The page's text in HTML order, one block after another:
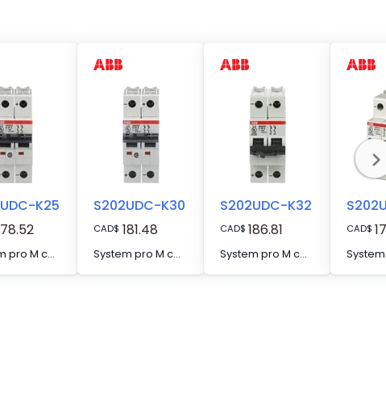
K25
System pro M compact S200UDC current limiting miniature circuit breakers are specially designed for DC applications in the scope of UL489.They have two different tripping mechanisms, the delayed thermal tripping mechanism for overload protection and the electromechanic tripping mechanism for short circuit protection. They are available in different characteristics (K,Z), configurations (1P,2P) and rated currents (up to 63A).The Short-circuit current rating SCCR acc. UL489 is 14 kA. The S200UDC is suitable for DC voltages up to 125 VDC (2 pole). All MCBs of the product range S200UDC comply with UL489, allowing the use for commercial and industrial applications..
S202UDC-K30
CAD$ 181.48
System pro M compact S200UDC current limiting miniature circuit breakers are specially designed for DC applications in the scope of UL489.They have two different tripping mechanisms, the delayed thermal tripping mechanism for overload protection and the electromechanic tripping mechanism for short circuit protection. They are available in different characteristics (K,Z), configurations (1P,2P) and rated currents (up to 63A).The Short-circuit current rating SCCR acc. UL489 is 14 kA. The S200UDC is suitable for DC voltages up to 125 VDC (2 pole). All MCBs of the product range S200UDC comply with UL489, allowing the use for commercial and industrial applications..
S202UDC-K32
CAD$ 186.81
System pro M compact S200UDC current limiting miniature circuit breakers are specially designed for DC applications in the scope of UL489.They have two different tripping mechanisms, the delayed thermal tripping mechanism for overload protection and the electromechanic tripping mechanism for short circuit protection. They are available in different characteristics (K,Z), configurations (1P,2P) and rated currents (up to 63A).The Short-circuit current rating SCCR acc. UL489 is 14 kA. The S200UDC is suitable for DC voltages up to 125 VDC (2 pole). All MCBs of the product range S200UDC comply with UL489, allowing the use for commercial and industrial applications..
CAD$